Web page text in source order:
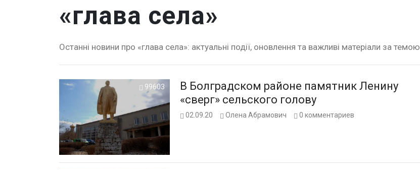
«глава села»
Останні новини про «глава села»: актуальні події, оновлення та важливі матеріали за темою.
99603
В Болградском районе памятник Ленину
«сверг» сельского голову
02.09.20 Олена Абрамович 0 комментариев